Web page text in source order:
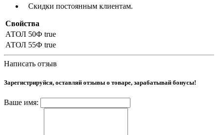
Скидки постоянным клиентам.
Свойства
АТОЛ 50Ф true
АТОЛ 55Ф true
Написать отзыв
Зарегистрируйся, оставляй отзывы о товаре, зарабатывай бонусы!
Ваше имя: